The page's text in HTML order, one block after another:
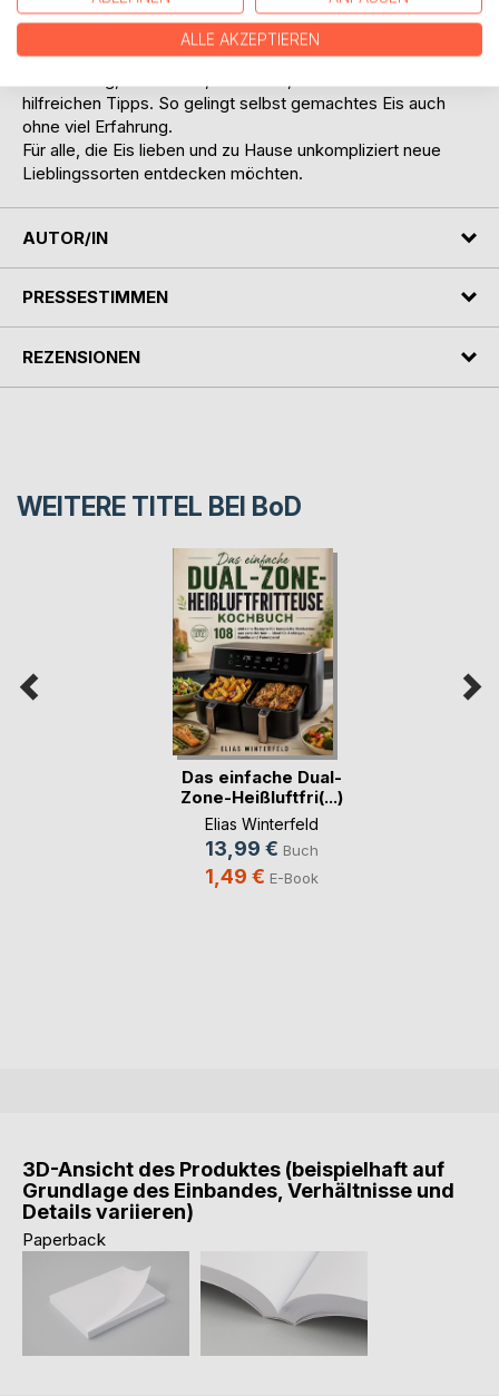
Praktische Tipps zu Cremigkeit, Hygiene und
Jedes Rezept ist übersichtlich aufgebaut mit Zutaten,
hilfreichen Tipps. So gelingt selbst gemachtes Eis auch
ohne viel Erfahrung.
Für alle, die Eis lieben und zu Hause unkompliziert neue
Lieblingssorten entdecken möchten.
AUTOR/IN
PRESSESTIMMEN
REZENSIONEN
WEITERE TITEL BEI BoD
Das einfache Dual-
Zone-Heißluftfri(...)
Elias Winterfeld
13,99 € Buch
1,49 € E-Book
3D-Ansicht des Produktes (beispielhaft auf
Grundlage des Einbandes, Verhältnisse und
Details variieren)
Paperback
ALLE AKZEPTIEREN